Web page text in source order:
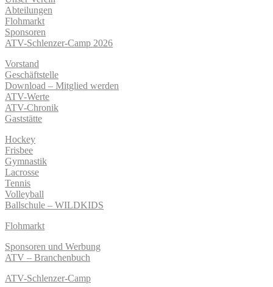
Abteilungen
Flohmarkt
Sponsoren
ATV-Schlenzer-Camp 2026
Vorstand
Geschäftstelle
Download – Mitglied werden
ATV-Werte
ATV-Chronik
Gaststätte
Hockey
Frisbee
Gymnastik
Lacrosse
Tennis
Volleyball
Ballschule – WILDKIDS
Flohmarkt
Sponsoren und Werbung
ATV – Branchenbuch
ATV-Schlenzer-Camp